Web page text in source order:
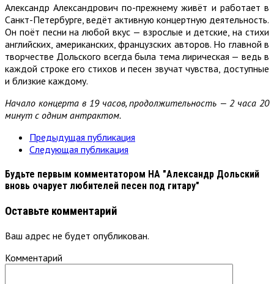
Александр Александрович по-прежнему живёт и работает в
Санкт-Петербурге, ведёт активную концертную деятельность.
Он поёт песни на любой вкус — взрослые и детские, на стихи
английских, американских, французских авторов. Но главной в
творчестве Дольского всегда была тема лирическая — ведь в
каждой строке его стихов и песен звучат чувства, доступные
и близкие каждому.
Начало концерта в 19 часов, продолжительность — 2 часа 20
минут с одним антрактом.
Предыдущая публикация
Следующая публикация
Будьте первым комментатором НА "Александр Дольский
вновь очарует любителей песен под гитару"
Оставьте комментарий
Ваш адрес не будет опубликован.
Комментарий